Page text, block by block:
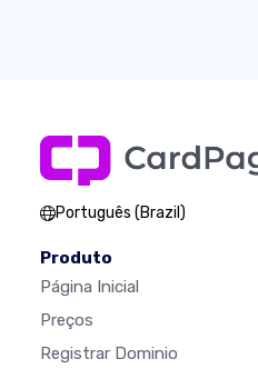
Português (Brazil)
Produto
Página Inicial
Preços
Registrar Dominio